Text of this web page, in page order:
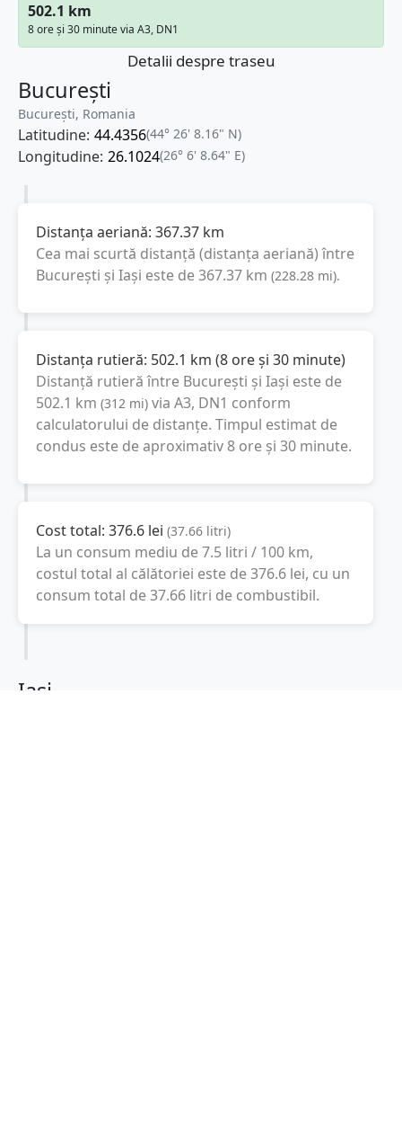
502.1 km
8 ore și 30 minute via A3, DN1
Detalii despre traseu
București
București, Romania
Latitudine: 44.4356(44° 26' 8.16" N)
Longitudine: 26.1024(26° 6' 8.64" E)
Distanța aeriană: 367.37 km
Cea mai scurtă distanță (distanța aeriană) între
București și Iași este de367.37 km (228.28 mi).
Distanța rutieră: 502.1 km (8 ore și 30 minute)
Distanță rutieră între București și Iași este de
502.1 km (312 mi) via A3, DN1 conform
calculatorului de distanțe. Timpul estimat de
condus este de aproximativ 8 ore și 30 minute.
Cost total: 376.6 lei (37.66 litri)
La un consum mediu de7.5 litri / 100 km,
costul total al călătoriei este de376.6 lei, cu un
consum total de37.66 litri de combustibil.
Iași